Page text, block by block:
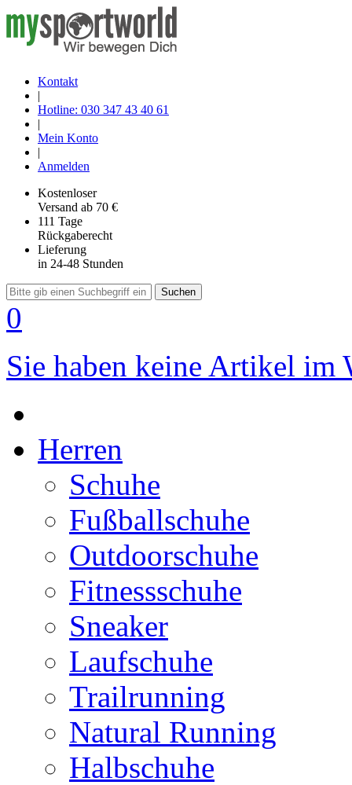
Kontakt
|
Hotline: 030 347 43 40 61
|
Mein Konto
|
Anmelden
Kostenloser
Versand ab 70 €
111 Tage
Rückgaberecht
Lieferung
in 24-48 Stunden
Suchen
0
Sie haben keine Artikel im
Herren
Schuhe
Fußballschuhe
Outdoorschuhe
Fitnessschuhe
Sneaker
Laufschuhe
Trailrunning
Natural Running
Halbschuhe